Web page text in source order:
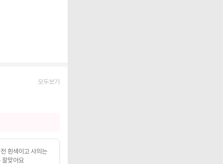
모두보기
흰색이고 사의는
잘맞아요